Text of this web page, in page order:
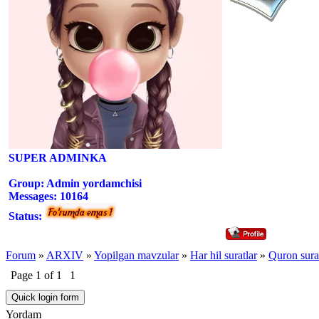
SUPER ADMINKA
Group: Admin yordamchisi
Messages: 10164
Status:
Forum » ARXIV » Yopilgan mavzular » Har hil suratlar » Quron
Page 1 of 1 1
Yordam